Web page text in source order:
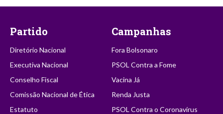
Partido
Diretório Nacional
Executiva Nacional
Conselho Fiscal
Comissão Nacional de Ética
Estatuto
Campanhas
Fora Bolsonaro
PSOL Contra a Fome
Vacina Já
Renda Justa
PSOL Contra o Coronavírus